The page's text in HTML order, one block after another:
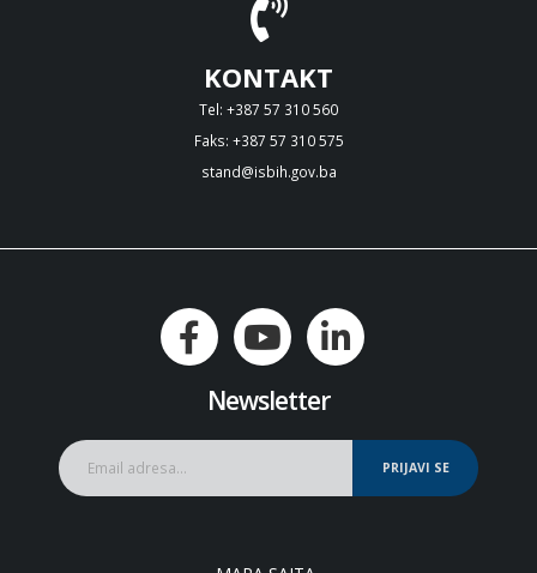
KONTAKT
Tel: +387 57 310 560
Faks: +387 57 310 575
stand@isbih.gov.ba
Newsletter
PRIJAVI SE